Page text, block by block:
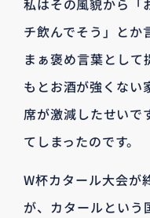
私はその風貌から「
チ飲んでそう」とか
まぁ褒め言葉として
もとお酒が強くない
席が激減したせいで
てしまったのです。
W杯カタール大会が
が、カタールという